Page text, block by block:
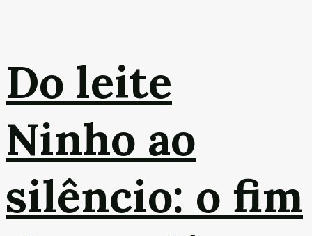
Do leite
Ninho ao
silêncio: o fim